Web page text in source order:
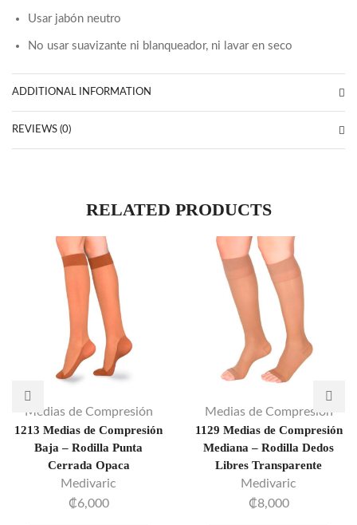
Usar jabón neutro
No usar suavizante ni blanqueador, ni lavar en seco
ADDITIONAL INFORMATION
REVIEWS (0)
RELATED PRODUCTS
Medias de Compresión
1213 Medias de Compresión
Baja – Rodilla Punta
Cerrada Opaca
Medivaric
₡6,000
Medias de Compresión
1129 Medias de Compresión
Mediana – Rodilla Dedos
Libres Transparente
Medivaric
₡8,000